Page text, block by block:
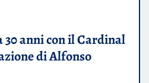
30 anni con il Cardinal
di Alfonso